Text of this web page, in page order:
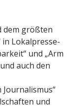
dem größten
in Lokalpresse-
und „Arm
auch den
und